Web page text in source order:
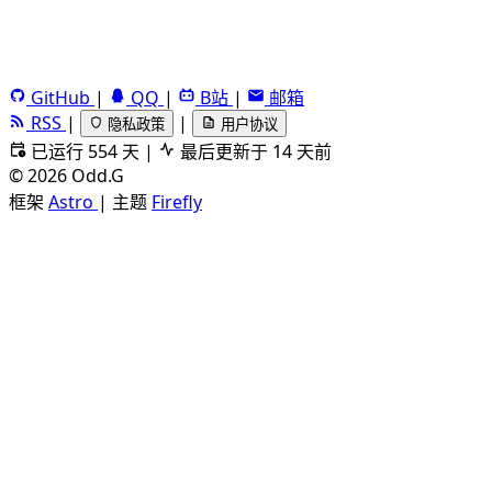
GitHub | QQ | B站 |
邮箱
RSS | 隐私政策 | 用户协议
已运行 554 天 |
最后更新于 14 天前
©2026 Odd.G
框架 Astro | 主题 Firefly